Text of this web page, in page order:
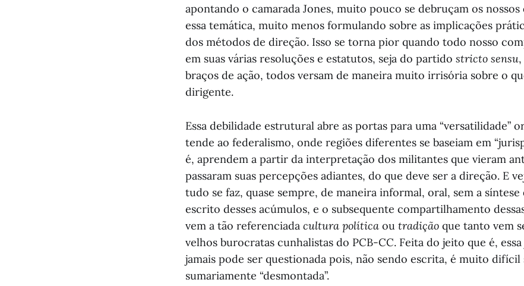
apontando o camarada Jones, muito pouco se debruçam os nossos
essa temática, muito menos formulando sobre as implicações
dos métodos de direção. Isso se torna pior quando todo nosso
em suas várias resoluções e estatutos, seja do partido stricto sensu
braços de ação, todos versam de maneira muito irrisória sobre o
dirigente.
Essa debilidade estrutural abre as portas para uma “versatilidade”
tende ao federalismo, onde regiões diferentes se baseiam em
é, aprendem a partir da interpretação dos militantes que vieram
passaram suas percepções adiantes, do que deve ser a direção. E
tudo se faz, quase sempre, de maneira informal, oral, sem a
escrito desses acúmulos, e o subsequente compartilhamento
vem a tão referenciada cultura política ou tradição que tanto vem
velhos burocratas cunhalistas do PCB-CC. Feita do jeito que é,
jamais pode ser questionada pois, não sendo escrita, é muito difícil
sumariamente “desmontada”.